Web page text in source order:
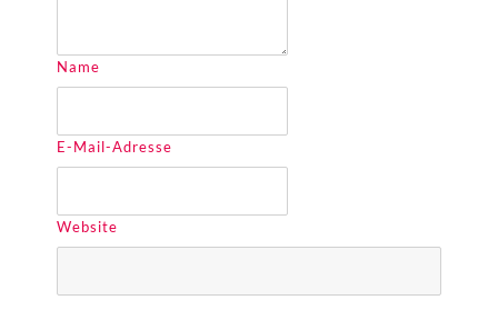
Name
E-Mail-Adresse
Website